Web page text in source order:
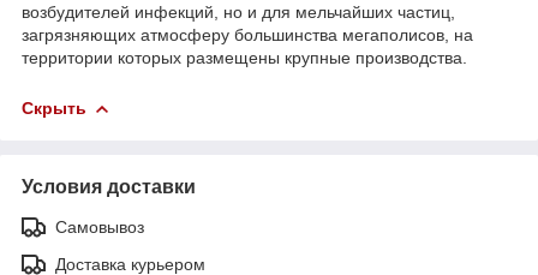
возбудителей инфекций, но и для мельчайших частиц,
загрязняющих атмосферу большинства мегаполисов, на
территории которых размещены крупные производства.
Скрыть
Условия доставки
Самовывоз
Доставка курьером